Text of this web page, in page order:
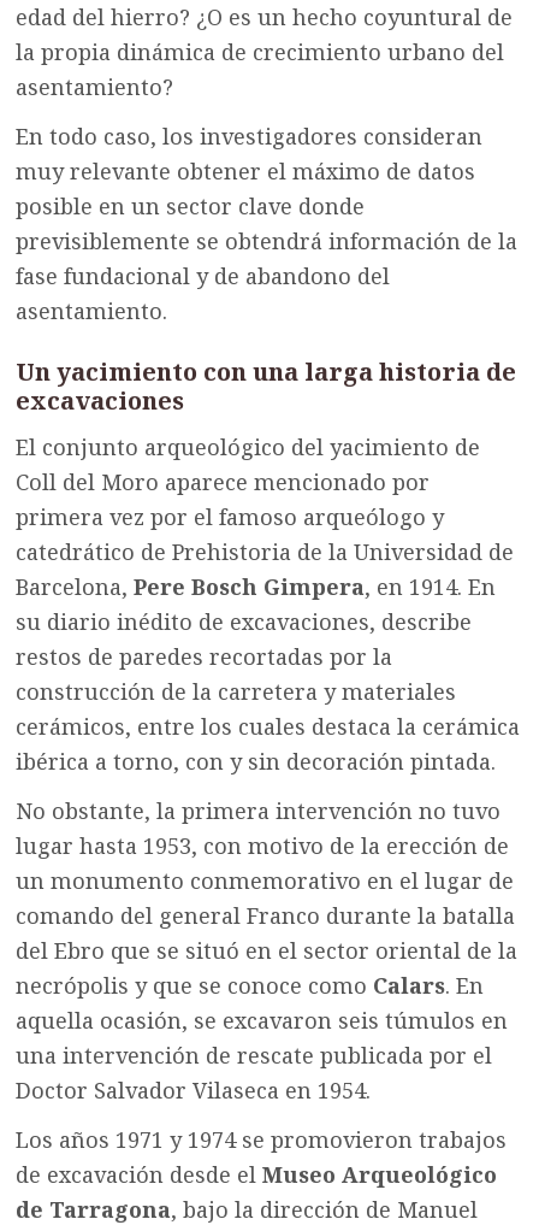
edad del hierro? ¿O es un hecho coyuntural de
la propia dinámica de crecimiento urbano del
asentamiento?
En todo caso, los investigadores consideran
muy relevante obtener el máximo de datos
posible en un sector clave donde
previsiblemente se obtendrá información de la
fase fundacional y de abandono del
asentamiento.
Un yacimiento con una larga historia de
excavaciones
El conjunto arqueológico del yacimiento de
Coll del Moro aparece mencionado por
primera vez por el famoso arqueólogo y
catedrático de Prehistoria de la Universidad de
Barcelona,Pere Bosch Gimpera, en 1914. En
su diario inédito de excavaciones, describe
restos de paredes recortadas por la
construcción de la carretera y materiales
cerámicos, entre los cuales destaca la cerámica
ibérica a torno, con y sin decoración pintada.
No obstante, la primera intervención no tuvo
lugar hasta 1953, con motivo de la erección de
un monumento conmemorativo en el lugar de
comando del general Franco durante la batalla
del Ebro que se situó en el sector oriental de la
necrópolis y que se conoce como Calars. En
aquella ocasión, se excavaron seis túmulos en
una intervención de rescate publicada por el
Doctor Salvador Vilaseca en 1954.
Los años 1971 y 1974 se promovieron trabajos
de excavación desde elMuseo Arqueológico
de Tarragona, bajo la dirección de Manuel